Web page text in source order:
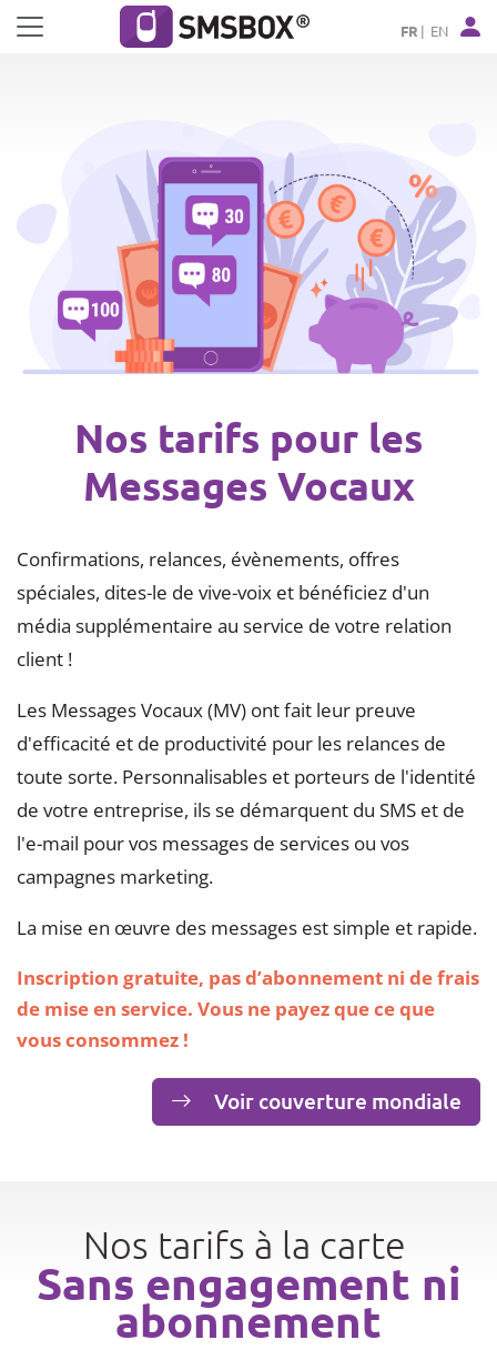
Panneau de gestion des cookies
FR EN
Nos tarifs pour les
Messages Vocaux
Confirmations, relances, évènements, offres
spéciales, dites-le de vive-voix et bénéficiez d'un
média supplémentaire au service de votre relation
client !
Les Messages Vocaux (MV) ont fait leur preuve
d'efficacité et de productivité pour les relances de
toute sorte. Personnalisables et porteurs de l'identité
de votre entreprise, ils se démarquent du SMS et de
l'e-mail pour vos messages de services ou vos
campagnes marketing.
La mise en œuvre des messages est simple et rapide.
Inscription gratuite, pas d’abonnement ni de frais
de mise en service. Vous ne payez que ce que
vous consommez !
Voir couverture mondiale
Nos tarifs à la carte
Sans engagement ni
abonnement